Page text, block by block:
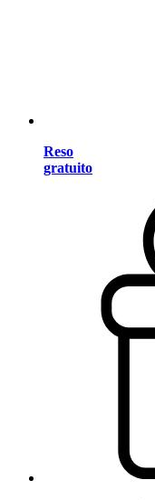
Reso
gratuito